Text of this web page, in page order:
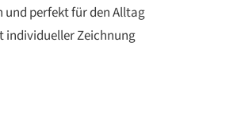
und perfekt für den Alltag
individueller Zeichnung